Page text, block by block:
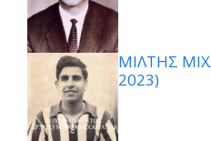
ΜΙΛΤΗΣ
2023)